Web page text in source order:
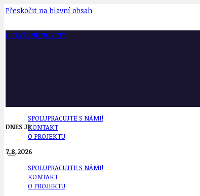
Přeskočit na hlavní obsah
OTEVŘENÉ NOVINY
SPOLUPRACUJTE S NÁMI!
KONTAKT
O PROJEKTU
SPOLUPRACUJTE S NÁMI!
KONTAKT
O PROJEKTU
DNES JE
7.8.2026